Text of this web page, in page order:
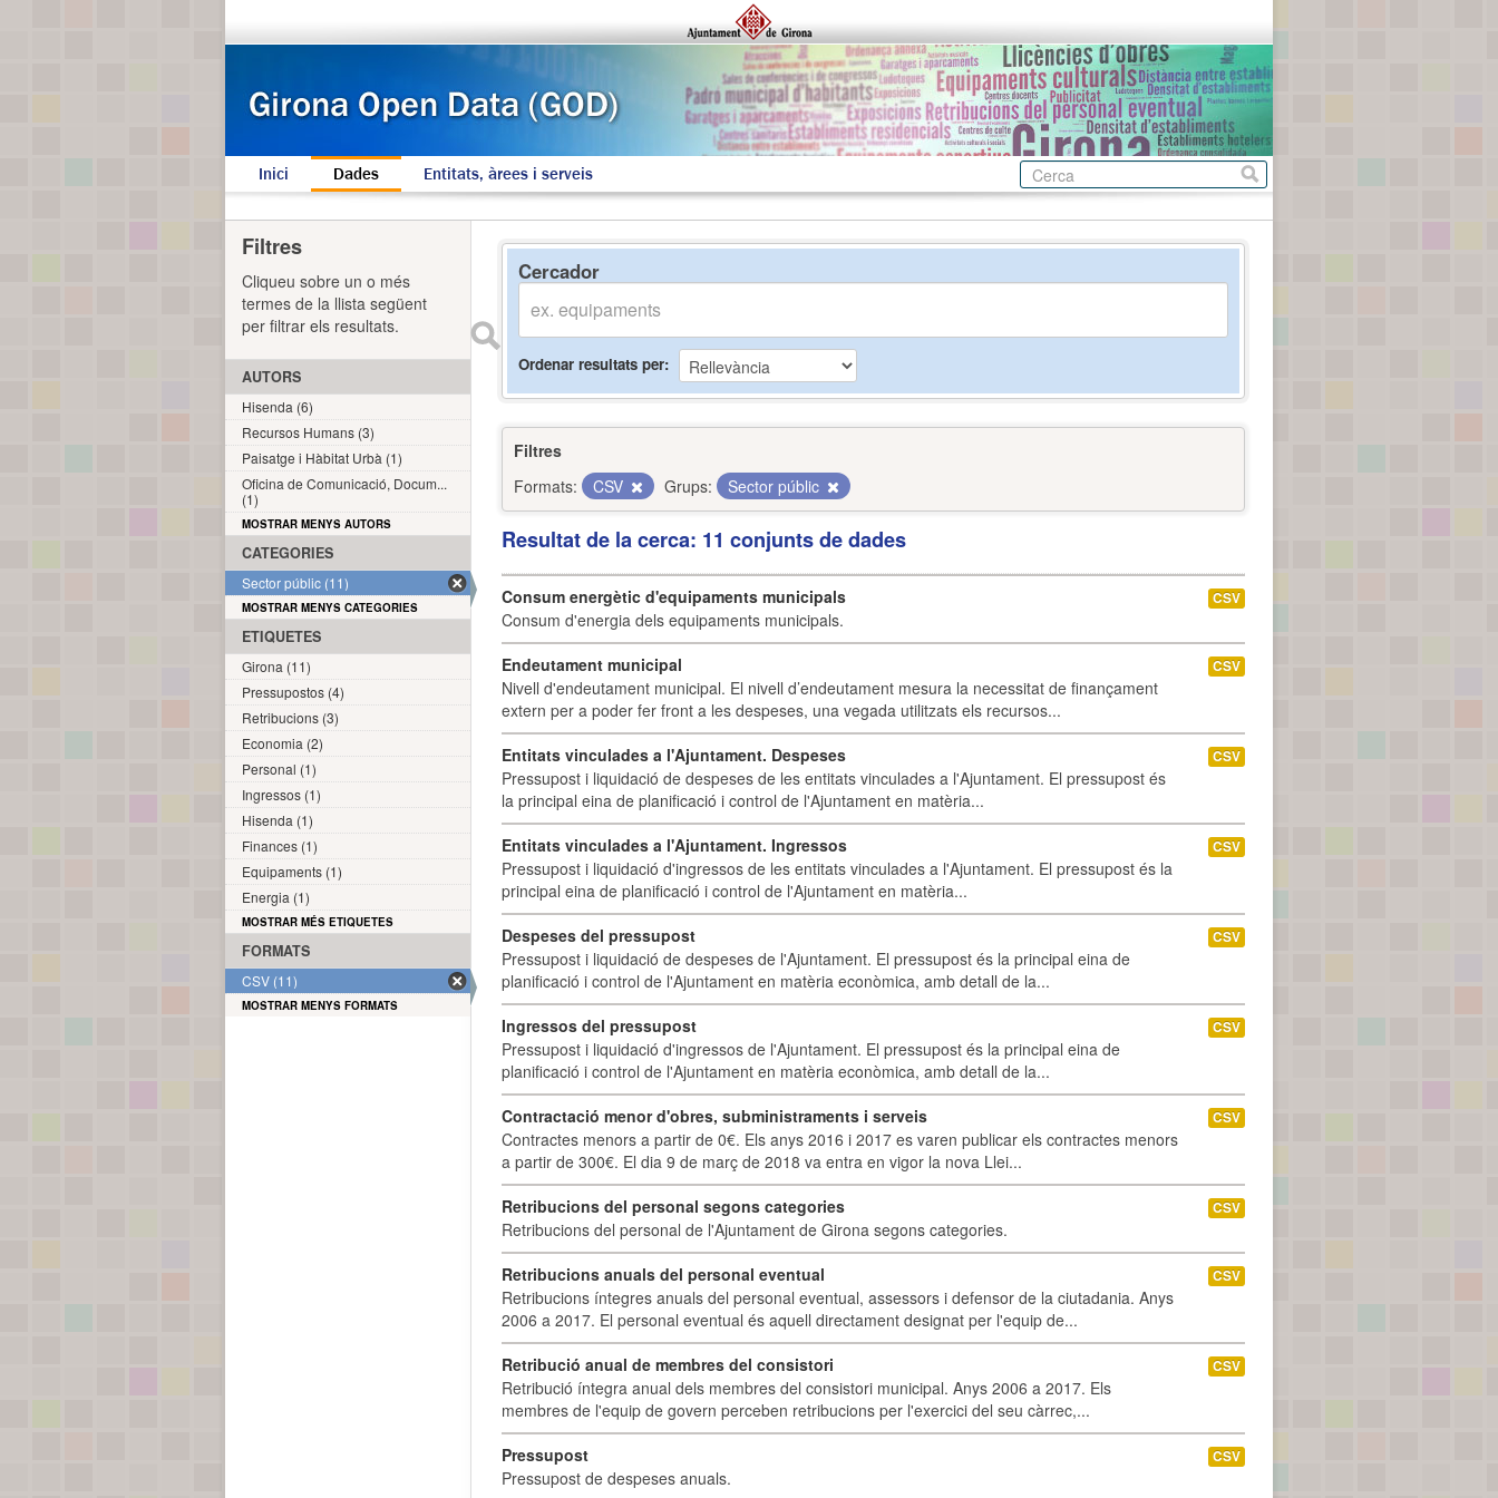
Inici Dades Entitats, àrees i serveis
Cercador
Ordenar resultats per
Filtres
Formats:
CSV Grups: Sector públic
Resultat de la cerca: 11 conjunts de dades
Consum energètic d'equipaments municipals
Consum d'energia dels equipaments municipals.
CSV
Endeutament municipal
Nivell d'endeutament municipal. El nivell d’endeutament mesura la necessitat de finançament
extern per a poder fer front a les despeses, una vegada utilitzats els recursos...
CSV
Entitats vinculades a l'Ajuntament. Despeses
Pressupost i liquidació de despeses de les entitats vinculades a l'Ajuntament. El pressupost és
la principal eina de planificació i control de l'Ajuntament en matèria...
CSV
Entitats vinculades a l'Ajuntament. Ingressos
Pressupost i liquidació d'ingressos de les entitats vinculades a l'Ajuntament. El pressupost és la
principal eina de planificació i control de l'Ajuntament en matèria...
CSV
Despeses del pressupost
Pressupost i liquidació de despeses de l'Ajuntament. El pressupost és la principal eina de
planificació i control de l'Ajuntament en matèria econòmica, amb detall de la...
CSV
Ingressos del pressupost
Pressupost i liquidació d'ingressos de l'Ajuntament. El pressupost és la principal eina de
planificació i control de l'Ajuntament en matèria econòmica, amb detall de la...
CSV
Contractació menor d'obres, subministraments i serveis
Contractes menors a partir de 0€. Els anys 2016 i 2017 es varen publicar els contractes menors
a partir de 300€. El dia 9 de març de 2018 va entra en vigor la nova Llei...
CSV
Retribucions del personal segons categories
Retribucions del personal de l'Ajuntament de Girona segons categories.
CSV
Retribucions anuals del personal eventual
Retribucions íntegres anuals del personal eventual, assessors i defensor de la ciutadania. Anys
2006 a 2017. El personal eventual és aquell directament designat per l'equip de...
CSV
Retribució anual de membres del consistori
Retribució íntegra anual dels membres del consistori municipal. Anys 2006 a 2017. Els
membres de l'equip de govern perceben retribucions per l'exercici del seu càrrec,...
CSV
Pressupost
Pressupost de despeses anuals.
CSV
Filtres
Cliqueu sobre un o més
termes de la llista següent
per filtrar els resultats.
AUTORS
Hisenda (6)
Recursos Humans (3)
Paisatge i Hàbitat Urbà (1)
Oficina de Comunicació, Docum...
(1)
MOSTRAR MENYS AUTORS
CATEGORIES
Sector públic (11)
MOSTRAR MENYS CATEGORIES
ETIQUETES
Girona (11)
Pressupostos (4)
Retribucions (3)
Economia (2)
Personal (1)
Ingressos (1)
Hisenda (1)
Finances (1)
Equipaments (1)
Energia (1)
MOSTRAR MÉS ETIQUETES
FORMATS
CSV (11)
MOSTRAR MENYS FORMATS